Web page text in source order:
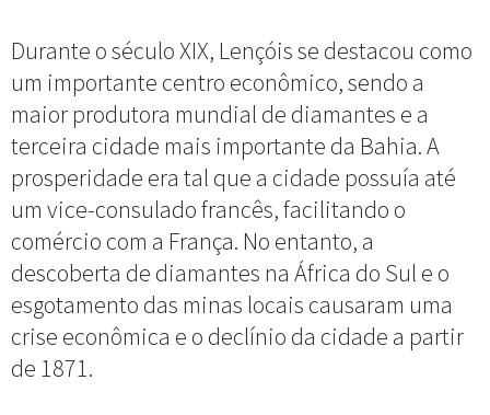
Durante o século XIX, Lençóis se destacou como
um importante centro econômico, sendo a
maior produtora mundial de diamantes e a
terceira cidade mais importante da Bahia. A
prosperidade era tal que a cidade possuía até
um vice-consulado francês, facilitando o
comércio com a França. No entanto, a
descoberta de diamantes na África do Sul e o
esgotamento das minas locais causaram uma
crise econômica e o declínio da cidade a partir
de 1871.